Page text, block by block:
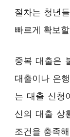
절차는 청년
빠르게 확보
중복 대출은
대출이나 은
는 대출 신청
신의 대출 상
조건을 충족